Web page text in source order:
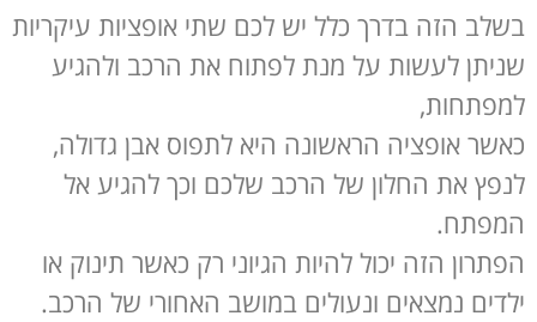
בשלב הזה בדרך כלל יש לכם שתי אופציות עיקריות
שניתן לעשות על מנת לפתוח את הרכב ולהגיע
למפתחות,
כאשר אופציה הראשונה היא לתפוס אבן גדולה,
לנפץ את החלון של הרכב שלכם וכך להגיע אל
המפתח.
הפתרון הזה יכול להיות הגיוני רק כאשר תינוק או
ילדים נמצאים ונעולים במושב האחורי של הרכב.